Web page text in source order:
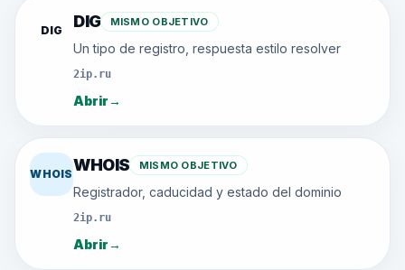
DIG DIG MISMO OBJETIVO
Un tipo de registro, respuesta estilo resolver
2ip.ru
Abrir→
WHOISWHOIS MISMO OBJETIVO
Registrador, caducidad y estado del dominio
2ip.ru
Abrir→